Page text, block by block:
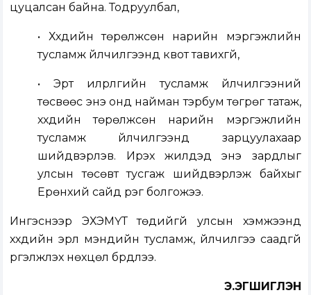
цуцалсан байна. Тодруулбал,
• Хүүхдийн төрөлжсөн нарийн мэргэжлийн
тусламж үйлчилгээнд квот тавихгүй,
• Эрт илрүүлгийн тусламж үйлчилгээний
төсвөөс энэ онд найман тэрбум төгрөг татаж,
хүүхдийн төрөлжсөн нарийн мэргэжлийн
тусламж үйлчилгээнд зарцуулахаар
шийдвэрлэв. Ирэх жилүүдэд энэ зардлыг
улсын төсөвт тусгаж шийдвэрлэж байхыг
Ерөнхий сайд үүрэг болгожээ.
Ингэснээр ЭХЭМҮТ төдийгүй улсын хэмжээнд
хүүхдийн эрүүл мэндийн тусламж, үйлчилгээ саадгүй
үргэлжлэх нөхцөл бүрдлээ.
Э.ЭГШИГЛЭН